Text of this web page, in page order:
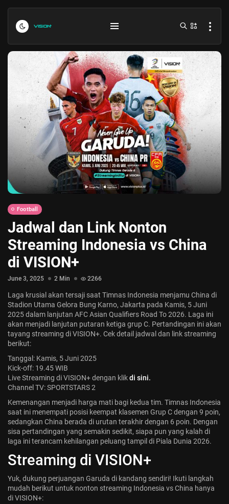
Indonesia vs Kamboja Hari Ini...
July 27, 2026 4 Min
Formula 1 Hungarian Grand Prix...
Jadwal ASEAN Hyundai Cup 2026...
July 22, 2026
Football
Jadwal dan Link Nonton
Streaming Indonesia vs China
di VISION+
June 3, 2025 2 Min 2266
Laga krusial akan tersaji saat Timnas Indonesia menjamu China di
Stadion Utama Gelora Bung Karno, Jakarta pada Kamis, 5 Juni
2025 dalam lanjutan AFC Asian Qualifiers Road To 2026. Laga ini
akan menjadi lanjutan putaran ketiga grup C. Pertandingan ini akan
tayang streaming di VISION+. Cek detail jadwal dan link streaming
berikut:
Tanggal: Kamis, 5 Juni 2025
Kick-off: 19.45 WIB
Live Streaming di VISION+ dengan klikdi sini.
Channel TV: SPORTSTARS 2
Kemenangan menjadi harga mati bagi kedua tim. Timnas Indonesia
saat ini menempati posisi keempat klasemen Grup C dengan 9 poin,
sedangkan China berada di urutan terakhir dengan 6 poin. Dengan
sisa pertandingan yang semakin sedikit, siapa pun yang kalah di
laga ini terancam kehilangan peluang tampil di Piala Dunia 2026.
Streaming di VISION+
Yuk, dukung perjuangan Garuda di kandang sendiri! Ikuti langkah
mudah berikut untuk nonton streaming Indonesia vs China hanya
di VISION+: